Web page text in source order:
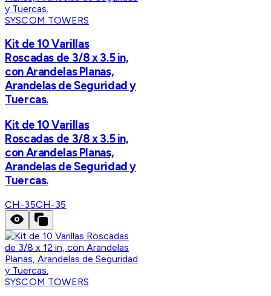
SYSCOM TOWERS
Kit de 10 Varillas
Roscadas de 3/8 x 3.5 in,
con Arandelas Planas,
Arandelas de Seguridad y
Tuercas.
Kit de 10 Varillas
Roscadas de 3/8 x 3.5 in,
con Arandelas Planas,
Arandelas de Seguridad y
Tuercas.
CH-35CH-35
SYSCOM TOWERS